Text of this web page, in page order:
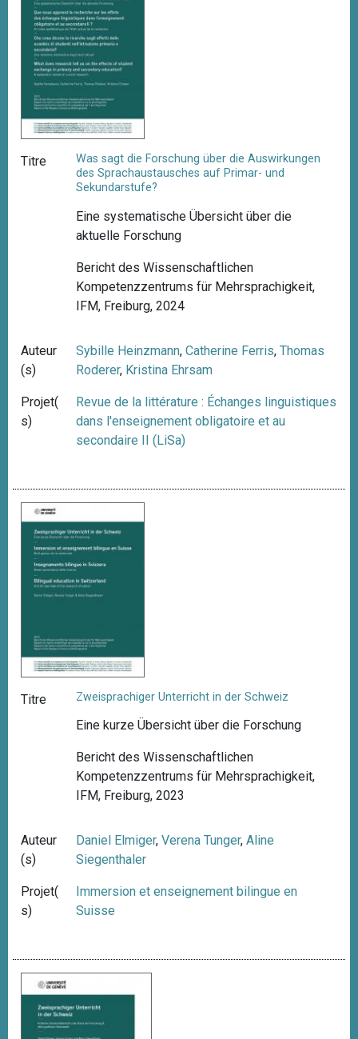
Titre
Was sagt die Forschung über die Auswirkungen
des Sprachaustausches auf Primar- und
Sekundarstufe?
Eine systematische Übersicht über die
aktuelle Forschung
Bericht des Wissenschaftlichen
Kompetenzzentrums für Mehrsprachigkeit,
IFM, Freiburg, 2024
Auteur
(s)
Sybille Heinzmann,Catherine Ferris,Thomas
Roderer, Kristina Ehrsam
Projet(
s)
Revue de la littérature : Échanges linguistiques
dans l'enseignement obligatoire et au
secondaire II (LiSa)
Titre Zweisprachiger Unterricht in der Schweiz
Eine kurze Übersicht über die Forschung
Bericht des Wissenschaftlichen
Kompetenzzentrums für Mehrsprachigkeit,
IFM, Freiburg, 2023
Auteur
(s)
Daniel Elmiger,Verena Tunger,Aline
Siegenthaler
Projet(
s)
Immersion et enseignement bilingue en
Suisse